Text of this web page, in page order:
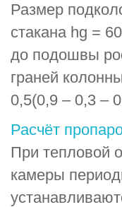
Размер
стакана hg =
до подошвы
граней
0,5(0,9 – 0,3 –
Расчёт
При тепловой
камеры